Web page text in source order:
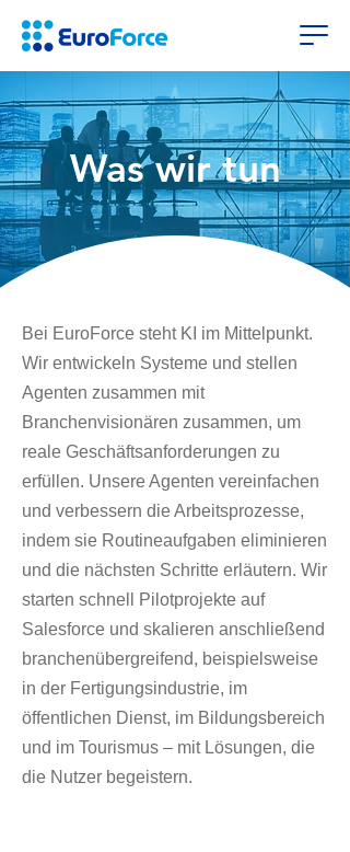
Was wir tun
Bei EuroForce steht KI im Mittelpunkt.
Wir entwickeln Systeme und stellen
Agenten zusammen mit
Branchenvisionären zusammen, um
reale Geschäftsanforderungen zu
erfüllen. Unsere Agenten vereinfachen
und verbessern die Arbeitsprozesse,
indem sie Routineaufgaben eliminieren
und die nächsten Schritte erläutern. Wir
starten schnell Pilotprojekte auf
Salesforce und skalieren anschließend
branchenübergreifend, beispielsweise
in der Fertigungsindustrie, im
öffentlichen Dienst, im Bildungsbereich
und im Tourismus – mit Lösungen, die
die Nutzer begeistern.